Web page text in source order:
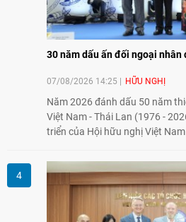
30 năm dấu ấn đối ngoại nhân
07/08/2026 14:25 HỮU NGHỊ
Năm 2026 đánh dấu 50 năm
Việt Nam - Thái Lan (1976 -
triển của Hội hữu nghị Việt
tình hữu nghị, đồng thời từng
giao lưu truyền thống sang kết
nghiệp, giáo dục, văn hóa và
cường sự hiểu biết và hợp tác